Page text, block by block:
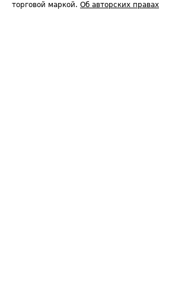
торговой маркой. Об авторских правах